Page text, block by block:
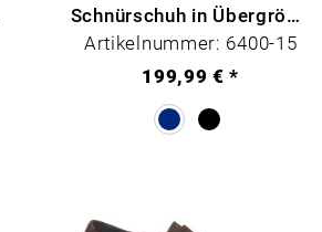
Schnürschuh in Übergrößen
Artikelnummer: 6400-15
199,99 € *